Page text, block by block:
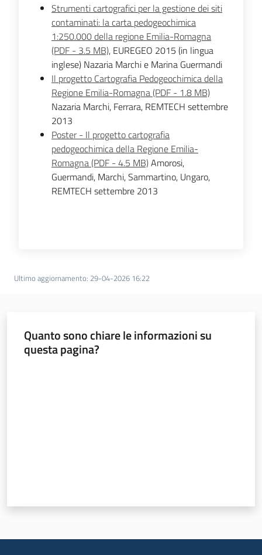
Strumenti cartografici per la gestione dei siti
contaminati: la carta pedogeochimica
1:250.000 della regione Emilia-Romagna
(PDF - 3.5 MB), EUREGEO 2015 (in lingua
inglese) Nazaria Marchi e Marina Guermandi
Il progetto Cartografia Pedogeochimica della
Regione Emilia-Romagna (PDF - 1.8 MB)
Nazaria Marchi, Ferrara, REMTECH settembre
2013
Poster - Il progetto cartografia
pedogeochimica della Regione Emilia-
Romagna (PDF - 4.5 MB)Amorosi,
Guermandi, Marchi, Sammartino, Ungaro,
REMTECH settembre 2013
Ultimo aggiornamento: 29-04-2026 16:22
Quanto sono chiare le informazioni su
questa pagina?